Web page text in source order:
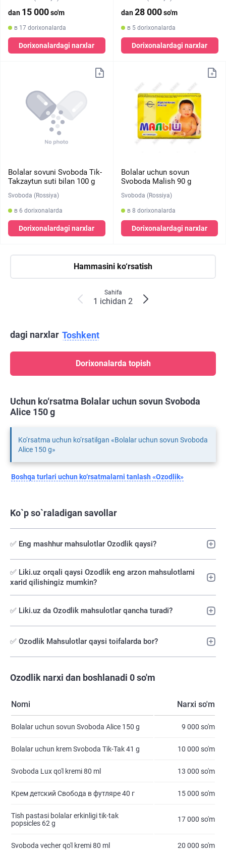
dan 15 000so'm
в 17 dorixonalarda
Dorixonalardagi narxlar
dan28 000so'm
в 5 dorixonalarda
Dorixonalardagi narxlar
Bolalar sovuni Svoboda Tik-
Takzaytun suti bilan 100 g
Svoboda (Rossiya)
в 6 dorixonalarda
Dorixonalardagi narxlar
Bolalar uchun sovun
Svoboda Malish 90 g
Svoboda (Rossiya)
в 8 dorixonalarda
Dorixonalardagi narxlar
Hammasini ko‘rsatish
Sahifa
1 ichidan 2
dagi narxlar Toshkent
Dorixonalarda topish
Uchun ko‘rsatma Bolalar uchun sovun Svoboda
Alice 150 g
Ko‘rsatma uchun ko‘rsatilgan «Bolalar uchun sovun Svoboda
Alice 150 g»
Boshqa turlari uchun ko‘rsatmalarni tanlash «Ozodlik»
Ko`p so`raladigan savollar
✅ Eng mashhur mahsulotlar Ozodlik qaysi?
✅️ Liki.uz orqali qaysi Ozodlik eng arzon mahsulotlarni
xarid qilishingiz mumkin?
✅ Liki.uz da Ozodlik mahsulotlar qancha turadi?
✅ Ozodlik Mahsulotlar qaysi toifalarda bor?
Ozodlik narxi dan boshlanadi 0 so'm
Nomi Narxi so'm
Bolalar uchun sovun Svoboda Alice 150 g 9 000 so'm
Bolalar uchun krem ​​Svoboda Tik-Tak 41 g 10 000 so'm
Svoboda Lux qo'l kremi 80 ml 13 000 so'm
Крем детский Свобода в футляре 40 г 15 000 so'm
Tish pastasi bolalar erkinligi tik-tak
popsicles 62 g
17 000 so'm
Svoboda vecher qo'l kremi 80 ml 20 000 so'm